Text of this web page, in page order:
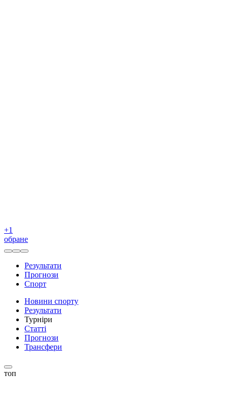
+1
обране
Результати
Прогнози
Спорт
Новини спорту
Результати
Турніри
Статті
Прогнози
Трансфери
топ